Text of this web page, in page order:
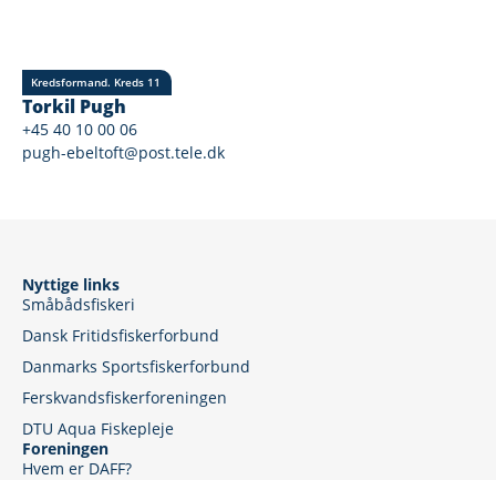
Kredsformand. Kreds 11
Torkil Pugh
+45 40 10 00 06
pugh-ebeltoft@post.tele.dk
Nyttige links
Småbådsfiskeri
Dansk Fritidsfiskerforbund
Danmarks Sportsfiskerforbund
Ferskvandsfiskerforeningen
DTU Aqua Fiskepleje
Foreningen
Hvem er DAFF?